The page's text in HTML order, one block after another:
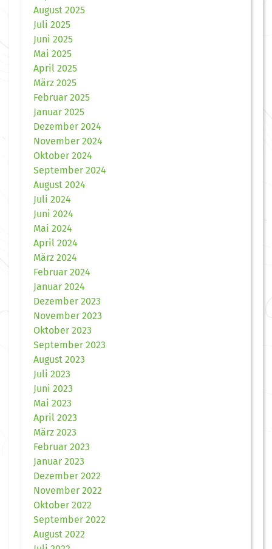
August 2025
Juli 2025
Juni 2025
Mai 2025
April 2025
März 2025
Februar 2025
Januar 2025
Dezember 2024
November 2024
Oktober 2024
September 2024
August 2024
Juli 2024
Juni 2024
Mai 2024
April 2024
März 2024
Februar 2024
Januar 2024
Dezember 2023
November 2023
Oktober 2023
September 2023
August 2023
Juli 2023
Juni 2023
Mai 2023
April 2023
März 2023
Februar 2023
Januar 2023
Dezember 2022
November 2022
Oktober 2022
September 2022
August 2022